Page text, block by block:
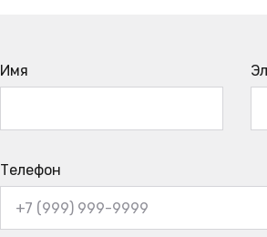
Имя
Телефон